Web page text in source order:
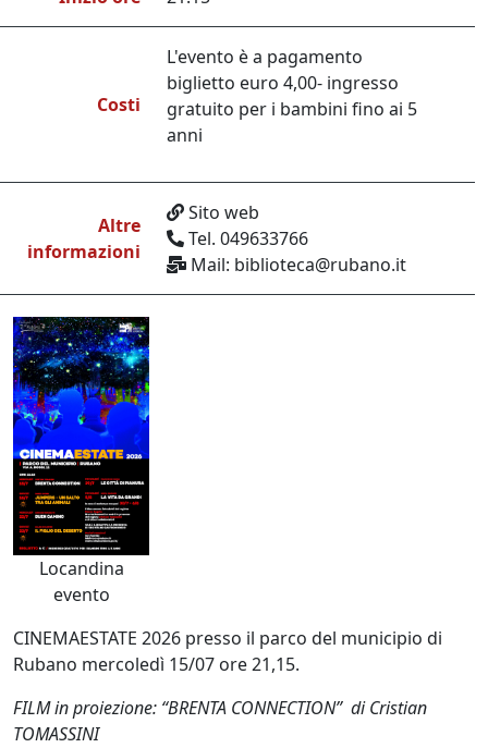
Costi
L'evento è a pagamento
biglietto euro 4,00- ingresso
gratuito per i bambini fino ai 5
anni
Altre
informazioni
Sito web
Tel. 049633766
Mail: biblioteca@rubano.it
Locandina
evento
CINEMAESTATE 2026 presso il parco del municipio di
Rubano mercoledì 15/07 ore 21,15.
FILM in proiezione: “BRENTA CONNECTION” di Cristian
TOMASSINI